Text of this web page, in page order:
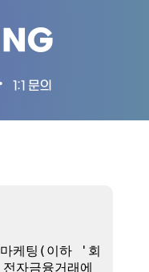
• 1:1 문의
케팅(이하 '회
자금융거래에